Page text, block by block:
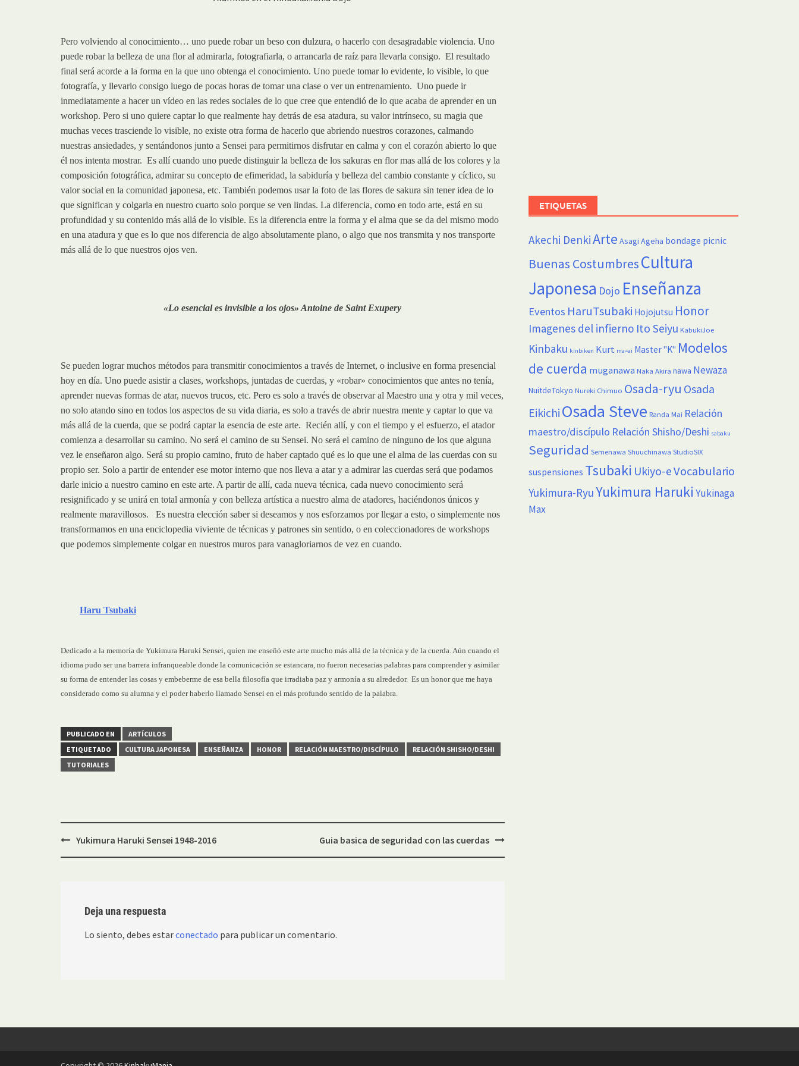
Pero volviendo al conocimiento… uno puede robar un beso con dulzura, o hacerlo con desagradable violencia. Uno
puede robar la belleza de una flor al admirarla, fotografiarla, o arrancarla de raíz para llevarla consigo. El resultado
final será acorde a la forma en la que uno obtenga el conocimiento. Uno puede tomar lo evidente, lo visible, lo que
fotografía, y llevarlo consigo luego de pocas horas de tomar una clase o ver un entrenamiento. Uno puede ir
inmediatamente a hacer un vídeo en las redes sociales de lo que cree que entendió de lo que acaba de aprender en un
workshop. Pero si uno quiere captar lo que realmente hay detrás de esa atadura, su valor intrínseco, su magia que
muchas veces trasciende lo visible, no existe otra forma de hacerlo que abriendo nuestros corazones, calmando
nuestras ansiedades, y sentándonos junto a Sensei para permitirnos disfrutar en calma y con el corazón abierto lo que
él nos intenta mostrar. Es allí cuando uno puede distinguir la belleza de los sakuras en flor mas allá de los colores y la
composición fotográfica, admirar su concepto de efimeridad, la sabiduría y belleza del cambio constante y cíclico, su
valor social en la comunidad japonesa, etc. También podemos usar la foto de las flores de sakura sin tener idea de lo
que significan y colgarla en nuestro cuarto solo porque se ven lindas. La diferencia, como en todo arte, está en su
profundidad y su contenido más allá de lo visible. Es la diferencia entre la forma y el alma que se da del mismo modo
en una atadura y que es lo que nos diferencia de algo absolutamente plano, o algo que nos transmita y nos transporte
más allá de lo que nuestros ojos ven.
«Lo esencial es invisible a los ojos» Antoine de Saint Exupery
Se pueden lograr muchos métodos para transmitir conocimientos a través de Internet, o inclusive en forma presencial
hoy en día. Uno puede asistir a clases, workshops, juntadas de cuerdas, y «robar» conocimientos que antes no tenía,
aprender nuevas formas de atar, nuevos trucos, etc. Pero es solo a través de observar al Maestro una y otra y mil veces,
no solo atando sino en todos los aspectos de su vida diaria, es solo a través de abrir nuestra mente y captar lo que va
más allá de la cuerda, que se podrá captar la esencia de este arte. Recién allí, y con el tiempo y el esfuerzo, el atador
comienza a desarrollar su camino. No será el camino de su Sensei. No será el camino de ninguno de los que alguna
vez le enseñaron algo. Será su propio camino, fruto de haber captado qué es lo que une el alma de las cuerdas con su
propio ser. Solo a partir de entender ese motor interno que nos lleva a atar y a admirar las cuerdas será que podamos
darle inicio a nuestro camino en este arte. A partir de allí, cada nueva técnica, cada nuevo conocimiento será
resignificado y se unirá en total armonía y con belleza artística a nuestro alma de atadores, haciéndonos únicos y
realmente maravillosos. Es nuestra elección saber si deseamos y nos esforzamos por llegar a esto, o simplemente nos
transformamos en una enciclopedia viviente de técnicas y patrones sin sentido, o en coleccionadores de workshops
que podemos simplemente colgar en nuestros muros para vanagloriarnos de vez en cuando.
Haru Tsubaki
Dedicado a la memoria de Yukimura Haruki Sensei, quien me enseñó este arte mucho más allá de la técnica y de la cuerda. Aún cuando el
idioma pudo ser una barrera infranqueable donde la comunicación se estancara, no fueron necesarias palabras para comprender y asimilar
su forma de entender las cosas y embeberme de esa bella filosofía que irradiaba paz y armonía a su alrededor. Es un honor que me haya
considerado como su alumna y el poder haberlo llamado Sensei en el más profundo sentido de la palabra.
PUBLICADO EN
ARTÍCULOS
ETIQUETADO
CULTURA JAPONESA ENSEÑANZA HONOR RELACIÓN MAESTRO/DISCÍPULO
RELACIÓN SHISHO/DESHI
TUTORIALES
Navegación
Yukimura Haruki Sensei 1948-2016 Guia basica de seguridad con las cuerdas
Deja una respuesta
Lo siento, debes estarconectado para publicar un comentario.
ETIQUETAS
Akechi DenkiArte Asagi Ageha bondage picnic
Buenas CostumbresCultura
Japonesa Dojo Enseñanza
Eventos HaruTsubaki Hojojutsu Honor
Imagenes del infierno Ito Seiyu KabukiJoe
Kinbaku kinbiken Kurt ma=ai Master "K" Modelos
de cuerda muganawa Naka Akira nawa Newaza
NuitdeTokyo Nureki Chimuo Osada-ryu Osada
Eikichi Osada Steve Randa Mai Relación
maestro/discípulo Relación Shisho/Deshi sabaku
Seguridad Semenawa Shuuchinawa StudioSIX
suspensiones Tsubaki Ukiyo-eVocabulario
Yukimura-RyuYukimura Haruki Yukinaga
Max